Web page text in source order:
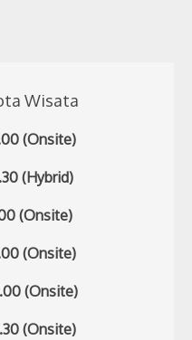
Wisata
(Onsite)
(Hybrid)
(Onsite)
(Onsite)
(Onsite)
(Onsite)